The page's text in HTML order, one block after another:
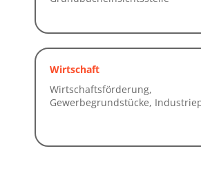
Wirtschaft